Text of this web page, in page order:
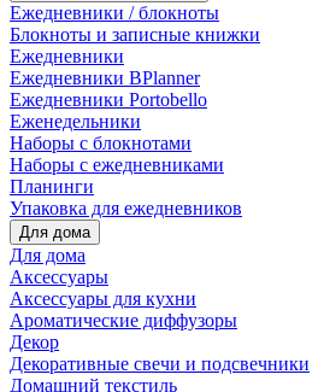
Ежедневники / блокноты
Блокноты и записные книжки
Ежедневники
Ежедневники BPlanner
Ежедневники Portobello
Еженедельники
Наборы с блокнотами
Наборы с ежедневниками
Планинги
Упаковка для ежедневников
Для дома
Для дома
Аксессуары
Аксессуары для кухни
Ароматические диффузоры
Декор
Декоративные свечи и подсвечники
Домашний текстиль